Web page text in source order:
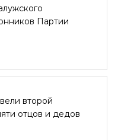
Партии
второй
отцов и дедов